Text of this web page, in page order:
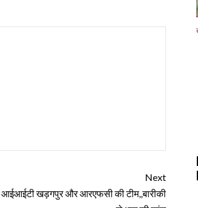
Next
आईआईटी खड़गपुर और आरएफसी की टीम,,बारीकी